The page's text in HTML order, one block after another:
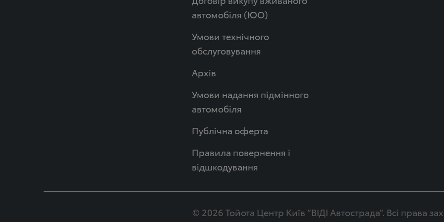
автомобіля (ЮО)
Умови технічного
обслуговування
Архів
Умови надання підмінного
автомобіля
Публічна оферта
Правила повернення і
відшкодування
© 2026 Тойота Центр Київ “ВІДІ Автострада”. Всі права